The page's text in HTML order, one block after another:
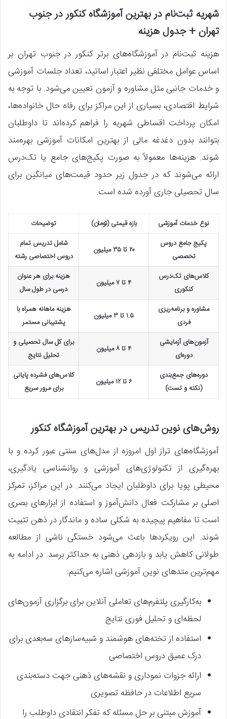
شهریه ثبت‌نام در بهترین آموزشگاه کنکور در جنوب
تهران + جدول هزینه
هزینه ثبت‌نام در آموزشگاه‌های برتر کنکور در جنوب تهران بر
اساس عوامل مختلفی نظیر اعتبار اساتید، تعداد جلسات آموزشی
و خدمات جانبی مثل مشاوره و آزمون تعیین می‌شود. با توجه به
شرایط اقتصادی، بسیاری از این مراکز برای رفاه حال خانواده‌ها،
امکان پرداخت اقساطی شهریه را فراهم کرده‌اند تا داوطلبان
بتوانند بدون دغدغه مالی از بهترین امکانات آموزشی بهره‌مند
شوند. هزینه‌ها معمولاً به صورت پکیج‌های جامع یا تک‌درس
ارائه می‌شوند که در جدول زیر حدود قیمت‌های میانگین برای
سال تحصیلی جاری آورده شده است.
نوع خدمات آموزشی بازه قیمتی (تومان)
توضیحات
پکیج جامع دروس
تخصصی
۲۰ تا ۳۵ میلیون
شامل تدریس تمام
دروس اختصاصی رشته
کلاس‌های تک‌درس
کنکوری
۴ تا ۷ میلیون
هزینه برای هر عنوان
درسی در طول سال
مشاوره و برنامه‌ریزی
فردی
۱.۵ تا ۳ میلیون
هزینه ماهانه همراه با
پشتیبانی مستمر
آزمون‌های آزمایشی
دوره‌ای
۴ تا ۸ میلیون
برای کل سال تحصیلی و
تحلیل نتایج
دوره‌های جمع‌بندی
(نکته و تست)
۶ تا ۱۲ میلیون
کلاس‌های فشرده پایانی
برای مرور سریع
روش‌های نوین تدریس در بهترین آموزشگاه کنکور
آموزشگاه‌های تراز اول امروزه از مدل‌های سنتی عبور کرده و با
بهره‌گیری از تکنولوژی‌های آموزشی و روانشناسی یادگیری،
محیطی پویا برای داوطلبان ایجاد می‌کنند. در این مراکز، تمرکز
اصلی بر مشارکت فعال دانش‌آموز و استفاده از ابزارهای بصری
است تا مفاهیم پیچیده به شکلی ساده و ماندگار در ذهن تثبیت
شوند. این رویکردها باعث می‌شود خستگی ناشی از مطالعه
طولانی کاهش یابد و بازدهی ذهنی به حداکثر برسد. در ادامه به
مهم‌ترین متدهای نوین آموزشی اشاره می‌کنیم:
به‌کارگیری پلتفرم‌های تعاملی آنلاین برای برگزاری آزمون‌های
لحظه‌ای و تحلیل فوری نتایج
استفاده از تخته‌های هوشمند و شبیه‌سازهای سه‌بعدی برای
درک عمیق دروس اختصاصی
ارائه جزوات نموداری و نقشه‌های ذهنی جهت دسته‌بندی
سریع اطلاعات در حافظه تصویری
آموزش مبتنی بر حل مسئله که تفکر انتقادی داوطلب را